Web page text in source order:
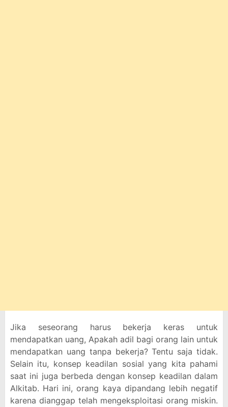
Jika seseorang harus bekerja keras untuk
mendapatkan uang, Apakah adil bagi orang lain untuk
mendapatkan uang tanpa bekerja? Tentu saja tidak.
Selain itu, konsep keadilan sosial yang kita pahami
saat ini juga berbeda dengan konsep keadilan dalam
Alkitab. Hari ini, orang kaya dipandang lebih negatif
karena dianggap telah mengeksploitasi orang miskin.